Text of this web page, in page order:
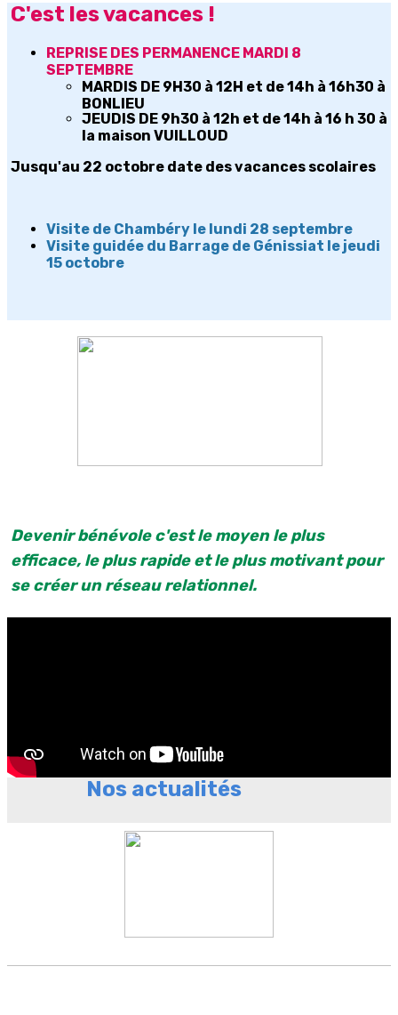
C'est les vacances !
REPRISE DES PERMANENCE MARDI 8
SEPTEMBRE
MARDIS DE 9H30 à 12H et de 14h à 16h30 à
BONLIEU
JEUDIS DE 9h30 à 12h et de 14h à 16 h 30 à
la maison VUILLOUD
Jusqu'au 22 octobre date des vacances scolaires
Visite de Chambéry le lundi 28 septembre
Visite guidée du Barrage de Génissiat le jeudi
15 octobre
Devenir bénévole c'est le moyen le plus
efficace, le plus rapide et le plus motivant pour
se créer un réseau relationnel.
Nos actualités